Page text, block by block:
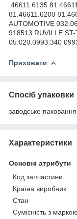
.46611.6135
81.46611.6200
AUTOMOTIVE
918513 RUVILLE
05.020.0993.340
Приховати
Спосіб упаковки
заводське паковання
Характеристики
Основні атрибути
Код запчастини
Країна виробник
Стан
Сумісність з маркою